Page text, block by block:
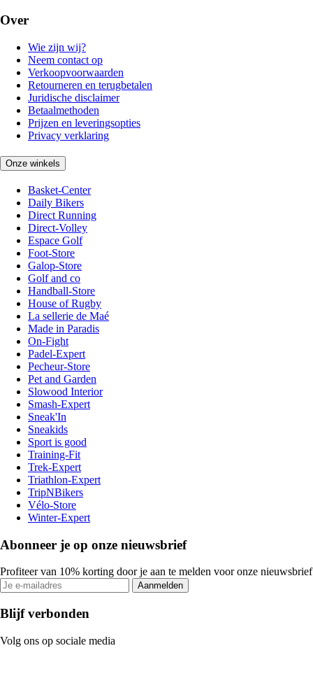
Over
Wie zijn wij?
Neem contact op
Verkoopvoorwaarden
Retourneren en terugbetalen
Juridische disclaimer
Betaalmethoden
Prijzen en leveringsopties
Privacy verklaring
Onze winkels
Basket-Center
Daily Bikers
Direct Running
Direct-Volley
Espace Golf
Foot-Store
Galop-Store
Golf and co
Handball-Store
House of Rugby
La sellerie de Maé
Made in Paradis
On-Fight
Padel-Expert
Pecheur-Store
Pet and Garden
Slowood Interior
Smash-Expert
Sneak'In
Sneakids
Sport is good
Training-Fit
Trek-Expert
Triathlon-Expert
TripNBikers
Vélo-Store
Winter-Expert
Abonneer je op onze nieuwsbrief
Profiteer van 10% korting door je aan te melden voor onze nieuwsbrief
Aanmelden
Blijf verbonden
Volg ons op sociale media